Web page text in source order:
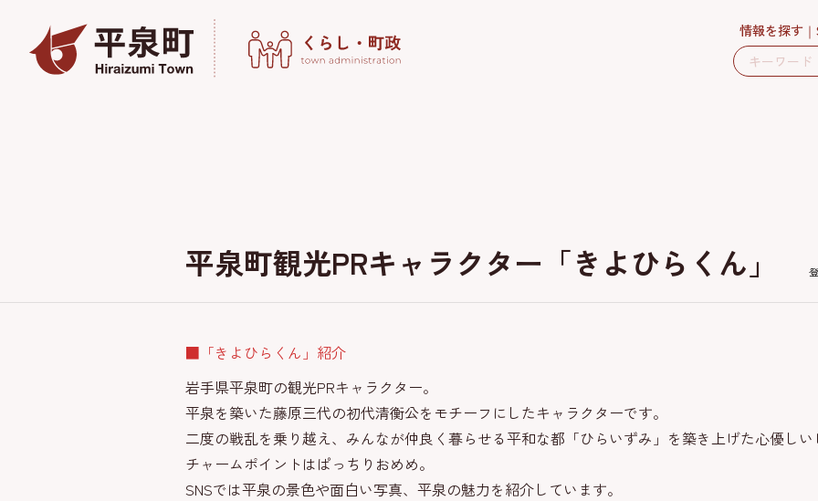
情報を探す
平泉町観光PRキャラクター「きよひらくん」
■「きよひらくん」紹介
岩手県平泉町の観光PRキャラクター。
平泉を築いた藤原三代の初代清衡公をモチーフにしたキャラクターです。
二度の戦乱を乗り越え、みんなが仲良く暮らせる平和な都「ひらいずみ」を築き上げた心優し
チャームポイントはぱっちりおめめ。
SNSでは平泉の景色や面白い写真、平泉の魅力を紹介しています。